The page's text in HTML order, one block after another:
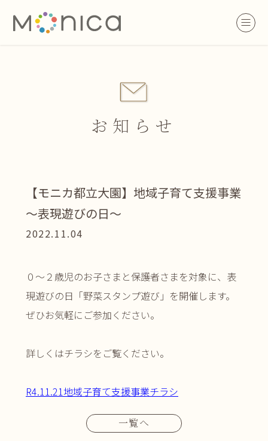
お知らせ
【モニカ都立大園】地域子育て支援事業
～表現遊びの日～
2022.11.04
０～２歳児のお子さまと保護者さまを対象に、表
現遊びの日「野菜スタンプ遊び」を開催します。
ぜひお気軽にご参加ください。
詳しくはチラシをご覧ください。
R4.11.21地域子育て支援事業チラシ
一覧へ